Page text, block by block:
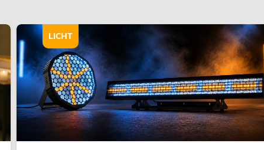
LICHT